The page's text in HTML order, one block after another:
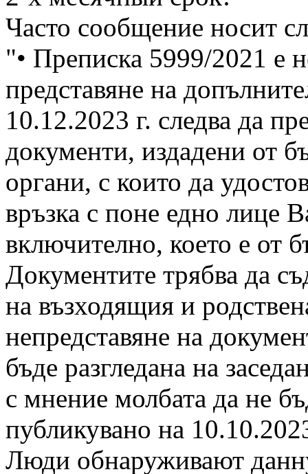
Часто сообщение носит
"• Преписка 5999/2021 е
представяне на
10.12.2023 г. следва да
документи, издадени от
органи, с които да
връзка с поне едно лице
включително, което е от
Документите трябва да
на възходящия и
непредставяне на
бъде разгледана на
с мнение молбата да не
публикувано на
Люди обнаруживают